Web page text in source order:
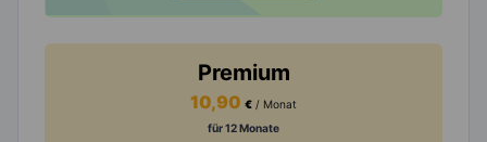
Premium
10,90 € / Monat
für 12 Monate